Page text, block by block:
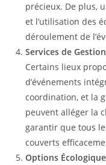
précieux. De plus,
et l’utilisation des
déroulement de
Services de
Certains lieux
d’événements
coordination, et la
peuvent alléger la
garantir que tous
couverts
Options